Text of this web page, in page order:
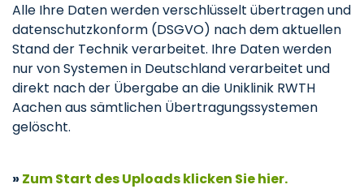
Alle Ihre Daten werden verschlüsselt übertragen und
datenschutzkonform (DSGVO) nach dem aktuellen
Stand der Technik verarbeitet. Ihre Daten werden
nur von Systemen in Deutschland verarbeitet und
direkt nach der Übergabe an die Uniklinik RWTH
Aachen aus sämtlichen Übertragungssystemen
gelöscht.
» Zum Start des Uploads klicken Sie hier.